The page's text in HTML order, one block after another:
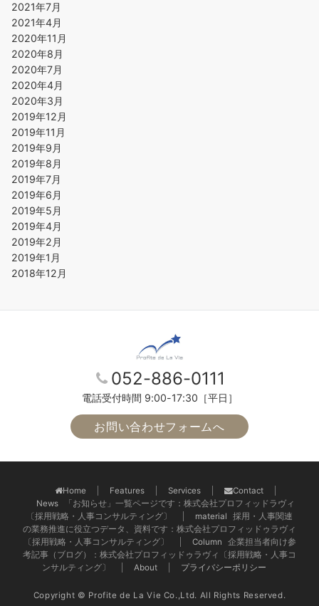
2021年7月
2021年4月
2020年11月
2020年8月
2020年7月
2020年4月
2020年3月
2019年12月
2019年11月
2019年9月
2019年8月
2019年7月
2019年6月
2019年5月
2019年4月
2019年2月
2019年1月
2018年12月
052-886-0111
電話受付時間 9:00-17:30［平日］
お問い合わせフォームへ
Home Features Services
Contact
News
「お知らせ」一覧ページです：株式会社プロフィッドラヴィ
〔採用戦略・人事コンサルティング〕
material
採用・人事関連
の業務推進に役立つデータ、資料です：株式会社プロフィッドゥラヴィ
〔採用戦略・人事コンサルティング〕
Column
企業担当者向け参
考記事（ブログ）：株式会社プロフィッドゥラヴィ〔採用戦略・人事コ
ンサルティング〕
About プライバシーポリシー
Copyright © Profite de La Vie Co.,Ltd. All Rights Reserved.